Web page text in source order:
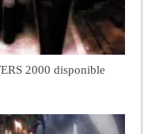
2000 disponible